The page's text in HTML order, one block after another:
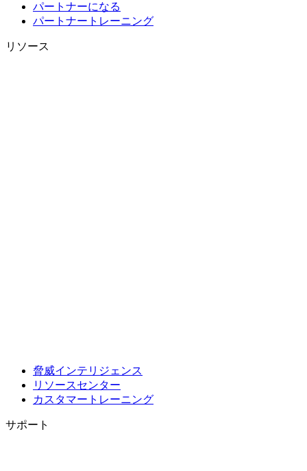
パートナーになる
パートナートレーニング
リソース
脅威インテリジェンス
リソースセンター
カスタマートレーニング
サポート